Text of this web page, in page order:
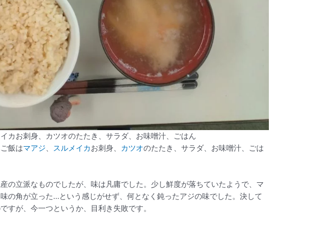
カお刺身、カツオのたたき、サラダ、お味噌汁、ごはん
飯はマアジ、 スルメイカお刺身、 カツオのたたき、サラダ、お味噌汁、ごは
の立派なものでしたが、味は凡庸でした。少し鮮度が落ちていたようで、マ
の角が立った…という感じがせず、何となく鈍ったアジの味でした。決して
すが、今一つというか、目利き失敗です。